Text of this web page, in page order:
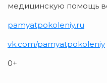
медицинскую помощь
pamyatpokoleniy.ru
vk.com/pamyatpokoleniy
0+